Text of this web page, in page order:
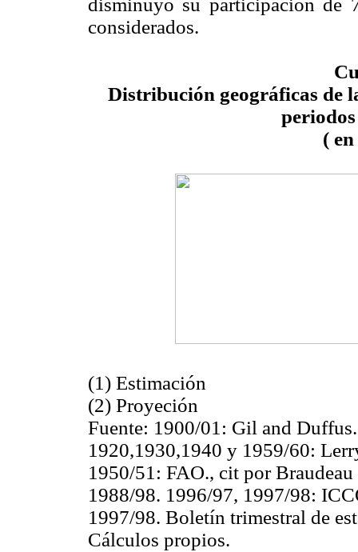
disminuyó su participación de
considerados.
Distribución geográficas de
(
(1) Estimación
(2) Proyeción
Fuente: 1900/01: Gil and
1920,1930,1940 y 1959/60:
1950/51: FAO., cit por
1988/98. 1996/97, 1997/98:
1997/98. Boletín trimestral de
Cálculos propios.